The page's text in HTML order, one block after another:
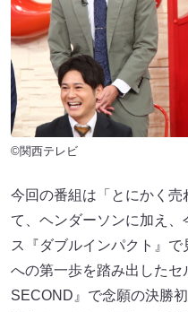
©関西テレビ
今回の番組は「とにかく
て、ヘンダーソンに加え
ス『ダブルインパクト』
への第一歩を踏み出した
SECOND』で念願の決勝